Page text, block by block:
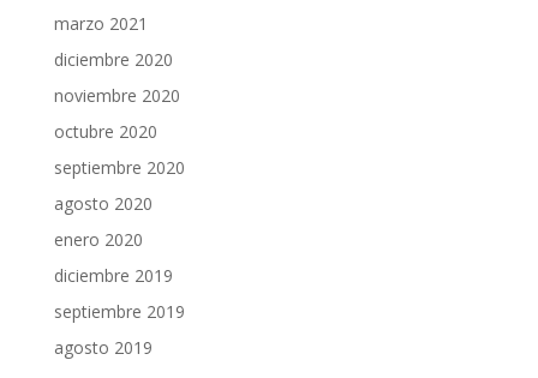
marzo 2021
diciembre 2020
noviembre 2020
octubre 2020
septiembre 2020
agosto 2020
enero 2020
diciembre 2019
septiembre 2019
agosto 2019